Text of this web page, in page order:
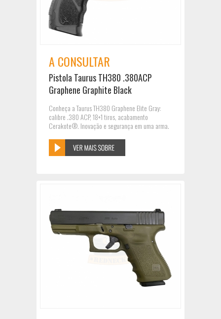
A CONSULTAR
Pistola Taurus TH380 .380ACP
Graphene Graphite Black
Conheça a Taurus TH380 Graphene Elite Gray:
calibre .380 ACP, 18+1 tiros, acabamento
Cerakote®. Inovação e segurança em uma arma.